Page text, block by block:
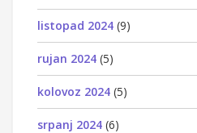
listopad 2024 (9)
rujan 2024 (5)
kolovoz 2024 (5)
srpanj 2024 (6)